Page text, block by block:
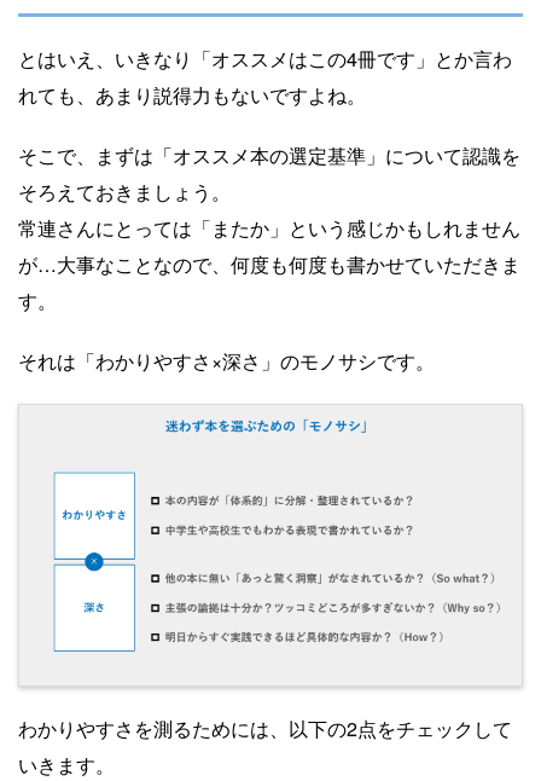
とはいえ、いきなり「オススメはこの4冊です」とか言わ
れても、あまり説得力もないですよね。
そこで、まずは「オススメ本の選定基準」について認識を
そろえておきましょう。
常連さんにとっては「またか」という感じかもしれません
が…大事なことなので、何度も何度も書かせていただきま
す。
それは「わかりやすさ×深さ」のモノサシです。
わかりやすさを測るためには、以下の2点をチェックして
いきます。